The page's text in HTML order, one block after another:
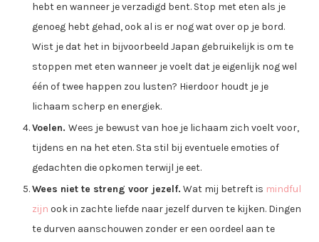
hebt en wanneer je verzadigd bent. Stop met eten als je
genoeg hebt gehad, ook al is er nog wat over op je bord.
Wist je dat het in bijvoorbeeld Japan gebruikelijk is om te
stoppen met eten wanneer je voelt dat je eigenlijk nog wel
één of twee happen zou lusten? Hierdoor houdt je je
lichaam scherp en energiek.
Voelen. Wees je bewust van hoe je lichaam zich voelt voor,
tijdens en na het eten. Sta stil bij eventuele emoties of
gedachten die opkomen terwijl je eet.
Wees niet te streng voor jezelf. Wat mij betreft is mindful
zijn ook in zachte liefde naar jezelf durven te kijken. Dingen
te durven aanschouwen zonder er een oordeel aan te